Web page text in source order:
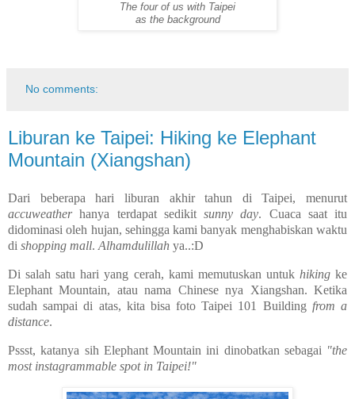
The four of us with Taipei
as the background
No comments:
Liburan ke Taipei: Hiking ke Elephant
Mountain (Xiangshan)
Dari beberapa hari liburan akhir tahun di Taipei, menurut
accuweatherhanya terdapat sedikit sunny day. Cuaca saat itu
didominasi oleh hujan, sehingga kami banyak menghabiskan waktu
di shopping mall. Alhamdulillah ya..:D
Di salah satu hari yang cerah, kami memutuskan untukhikingke
Elephant Mountain, atau nama Chinese nya Xiangshan. Ketika
sudah sampai di atas, kita bisa foto Taipei 101 Building from a
distance.
Pssst, katanya sih Elephant Mountain ini dinobatkan sebagai "the
most instagrammable spot in Taipei!"